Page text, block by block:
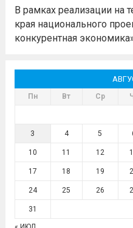
В рамках реализации на
края национального
конкурентная
Пн Вт Ср
3 4 5
10 11 12
17 18 19
24 25 26
31